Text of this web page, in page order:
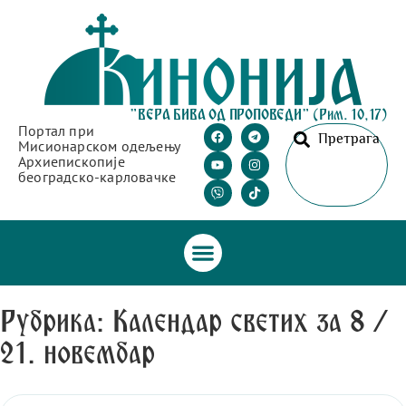
"ВЕРА БИВА ОД ПРОПОВЕДИ" (Рим. 10,17)
Портал при
Мисионарском одељењу
Архиепископије
београдско-карловачке
Претрага
Рубрика: Календар светих за 8 /
21. новембар